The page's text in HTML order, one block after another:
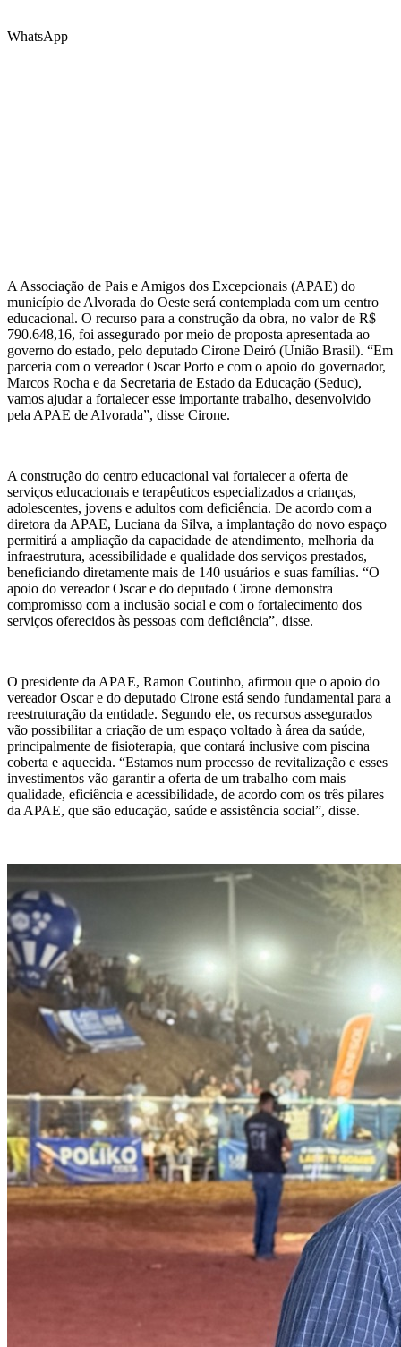
WhatsApp
A Associação de Pais e Amigos dos Excepcionais (APAE) do
município de Alvorada do Oeste será contemplada com um centro
educacional. O recurso para a construção da obra, no valor de R$
790.648,16, foi assegurado por meio de proposta apresentada ao
governo do estado, pelo deputado Cirone Deiró (União Brasil). “Em
parceria com o vereador Oscar Porto e com o apoio do governador,
Marcos Rocha e da Secretaria de Estado da Educação (Seduc),
vamos ajudar a fortalecer esse importante trabalho, desenvolvido
pela APAE de Alvorada”, disse Cirone.
A construção do centro educacional vai fortalecer a oferta de
serviços educacionais e terapêuticos especializados a crianças,
adolescentes, jovens e adultos com deficiência. De acordo com a
diretora da APAE, Luciana da Silva, a implantação do novo espaço
permitirá a ampliação da capacidade de atendimento, melhoria da
infraestrutura, acessibilidade e qualidade dos serviços prestados,
beneficiando diretamente mais de 140 usuários e suas famílias. “O
apoio do vereador Oscar e do deputado Cirone demonstra
compromisso com a inclusão social e com o fortalecimento dos
serviços oferecidos às pessoas com deficiência”, disse.
O presidente da APAE, Ramon Coutinho, afirmou que o apoio do
vereador Oscar e do deputado Cirone está sendo fundamental para a
reestruturação da entidade. Segundo ele, os recursos assegurados
vão possibilitar a criação de um espaço voltado à área da saúde,
principalmente de fisioterapia, que contará inclusive com piscina
coberta e aquecida. “Estamos num processo de revitalização e esses
investimentos vão garantir a oferta de um trabalho com mais
qualidade, eficiência e acessibilidade, de acordo com os três pilares
da APAE, que são educação, saúde e assistência social”, disse.